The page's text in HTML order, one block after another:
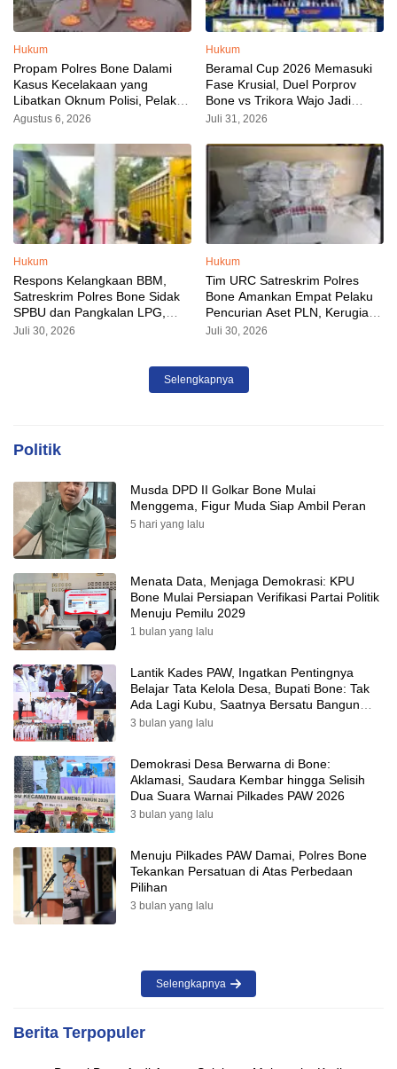
Hukum
Propam Polres Bone Dalami
Kasus Kecelakaan yang
Libatkan Oknum Polisi, Pelaku
Sudah Diamankan
Agustus 6, 2026
Hukum
Beramal Cup 2026 Memasuki
Fase Krusial, Duel Porprov
Bone vs Trikora Wajo Jadi
Sorotan Malam Ini
Juli 31, 2026
Hukum
Respons Kelangkaan BBM,
Satreskrim Polres Bone Sidak
SPBU dan Pangkalan LPG,
AKP Alvin Aji Imbau Pengelola
Juli 30, 2026
Hukum
Tim URC Satreskrim Polres
Bone Amankan Empat Pelaku
Pencurian Aset PLN, Kerugian
Ditaksir Capai Rp 3 Milyar
Juli 30, 2026
Selengkapnya
Politik
Musda DPD II Golkar Bone Mulai
Menggema, Figur Muda Siap Ambil Peran
5 hari yang lalu
Menata Data, Menjaga Demokrasi: KPU
Bone Mulai Persiapan Verifikasi Partai Politik
Menuju Pemilu 2029
1 bulan yang lalu
Lantik Kades PAW, Ingatkan Pentingnya
Belajar Tata Kelola Desa, Bupati Bone: Tak
Ada Lagi Kubu, Saatnya Bersatu Bangun
Desa
3 bulan yang lalu
Demokrasi Desa Berwarna di Bone:
Aklamasi, Saudara Kembar hingga Selisih
Dua Suara Warnai Pilkades PAW 2026
3 bulan yang lalu
Menuju Pilkades PAW Damai, Polres Bone
Tekankan Persatuan di Atas Perbedaan
Pilihan
3 bulan yang lalu
Selengkapnya
Berita Terpopuler